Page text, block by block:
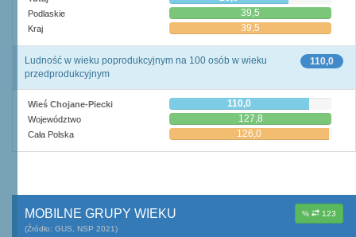
Podlaskie 39,5
Kraj 39,5
110,0
Ludność w wieku poprodukcyjnym na 100 osób w wieku
przedprodukcyjnym
Wieś Chojane-Piecki 110,0
Województwo 127,8
Cała Polska 126,0
% 123
MOBILNE GRUPY WIEKU
(Źródło: GUS, NSP 2021)